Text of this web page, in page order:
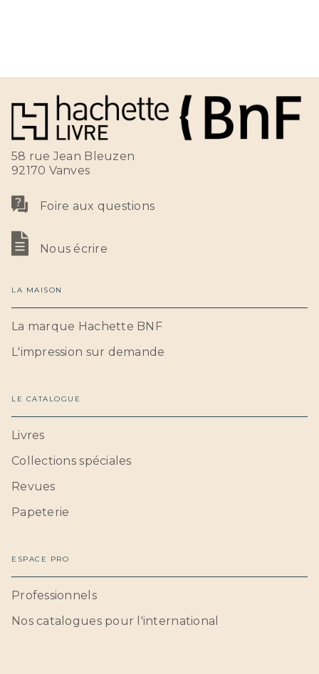
58 rue Jean Bleuzen
92170 Vanves
Foire aux questions
Nous écrire
LA MAISON
La marque Hachette BNF
L'impression sur demande
LE CATALOGUE
Livres
Collections spéciales
Revues
Papeterie
ESPACE PRO
Professionnels
Nos catalogues pour l'international